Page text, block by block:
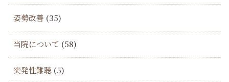
姿勢改善 (35)
当院について (58)
突発性難聴 (5)